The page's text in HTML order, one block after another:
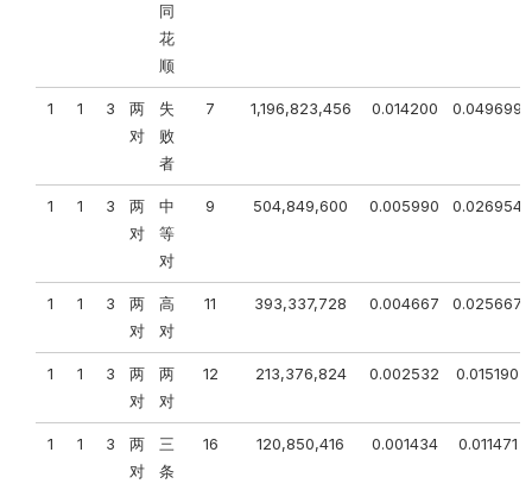
同
花
顺
1 1 3
两
对
失
败
者
7 1,196,823,456 0.014200 0.049699
1 1 3
两
对
中
等
对
9 504,849,600 0.005990 0.026954
1 1 3
两
对
高
对
11 393,337,728 0.004667 0.025667
1 1 3
两
对
两
对
12 213,376,824 0.002532 0.015190
1 1 3
两
对
三
条
16 120,850,416 0.001434 0.011471